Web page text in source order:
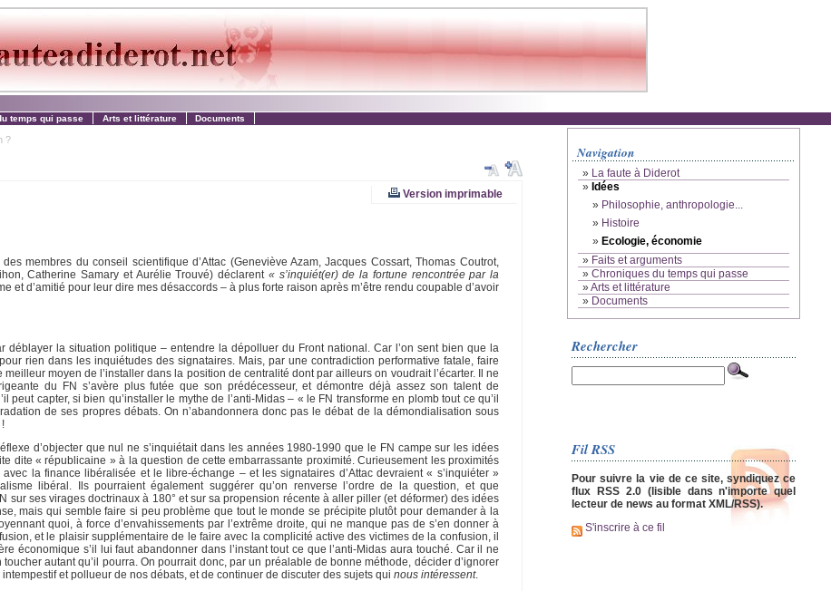
temps qui passe Arts et littérature Documents
?
Version imprimable
membres du conseil scientifique d’Attac (Geneviève Azam, Jacques Cossart, Thomas Coutrot,
Catherine Samary et Aurélie Trouvé) déclarent « s’inquiét(er) de la fortune rencontrée par la
et d’amitié pour leur dire mes désaccords – à plus forte raison après m’être rendu coupable d’avoir
la situation politique – entendre la dépolluer du Front national. Car l’on sent bien que la
rien dans les inquiétudes des signataires. Mais, par une contradiction performative fatale, faire
moyen de l’installer dans la position de centralité dont par ailleurs on voudrait l’écarter. Il ne
du FN s’avère plus futée que son prédécesseur, et démontre déjà assez son talent de
capter, si bien qu’installer le mythe de l’anti-Midas – « le FN transforme en plomb tout ce qu’il
de ses propres débats. On n’abandonnera donc pas le débat de la démondialisation sous
d’objecter que nul ne s’inquiétait dans les années 1980-1990 que le FN campe sur les idées
dite « républicaine » à la question de cette embarrassante proximité. Curieusement les proximités
la finance libéralisée et le libre-échange – et les signataires d’Attac devraient « s’inquiéter »
libéral. Ils pourraient également suggérer qu’on renverse l’ordre de la question, et que
sur ses virages doctrinaux à 180° et sur sa propension récente à aller piller (et déformer) des idées
mais qui semble faire si peu problème que tout le monde se précipite plutôt pour demander à la
quoi, à force d’envahissements par l’extrême droite, qui ne manque pas de s’en donner à
et le plaisir supplémentaire de le faire avec la complicité active des victimes de la confusion, il
économique s’il lui faut abandonner dans l’instant tout ce que l’anti-Midas aura touché. Car il ne
autant qu’il pourra. On pourrait donc, par un préalable de bonne méthode, décider d’ignorer
et pollueur de nos débats, et de continuer de discuter des sujets qui nous intéressent.
Navigation
» La faute à Diderot
» Idées
» Philosophie, anthropologie...
» Histoire
» Ecologie, économie
» Faits et arguments
» Chroniques du temps qui passe
»Arts et littérature
» Documents
Rechercher
Fil RSS
Pour suivre la vie de ce site, syndiquez ce
flux RSS 2.0 (lisible dans n'importe quel
lecteur de news au format XML/RSS).
S'inscrire à ce fil